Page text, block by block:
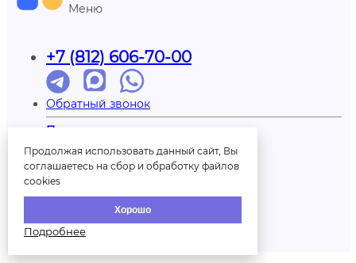
Меню
+7 (812) 606-70-00
Обратный звонок
Партнерам
Отзывы
Оплата
Контакты
Вопрос/ответ
Печать на шарах
Продолжая использовать данный сайт, Вы
соглашаетесь на сбор и обработку файлов
cookies
Хорошо
Подробнее